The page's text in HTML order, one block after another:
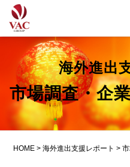
海外進出
市場調査・企
HOME > 海外進出支援レポート >